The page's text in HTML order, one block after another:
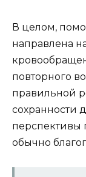
В целом,
направлена
повторного
правильной
сохранности
перспективы
обычно